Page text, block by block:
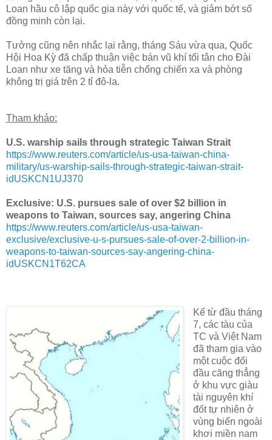
Loan hầu cô lập quốc gia này với quốc tế, và giảm bớt số
đồng minh còn lại.
Tưởng cũng nên nhắc lại rằng, tháng Sáu vừa qua, Quốc
Hội Hoa Kỳ đã chấp thuận việc bán vũ khí tối tân cho Đài
Loan như xe tăng và hỏa tiễn chống chiến xa và phòng
không trị giá trên 2 tỉ đô-la.
Tham khảo:
U.S. warship sails through strategic Taiwan Strait
https://www.reuters.com/article/us-usa-taiwan-china-
military/us-warship-sails-through-strategic-taiwan-strait-
idUSKCN1UJ370
Exclusive: U.S. pursues sale of over $2 billion in
weapons to Taiwan, sources say, angering China
https://www.reuters.com/article/us-usa-taiwan-
exclusive/exclusive-u-s-pursues-sale-of-over-2-billion-in-
weapons-to-taiwan-sources-say-angering-china-
idUSKCN1T62CA
Kể từ đầu tháng
7, các tàu của
TC và Việt Nam
đã tham gia vào
một cuộc đối
đầu căng thẳng
ở khu vực giàu
tài nguyên khí
đốt tự nhiên ở
vùng biển ngoài
khơi miền nam